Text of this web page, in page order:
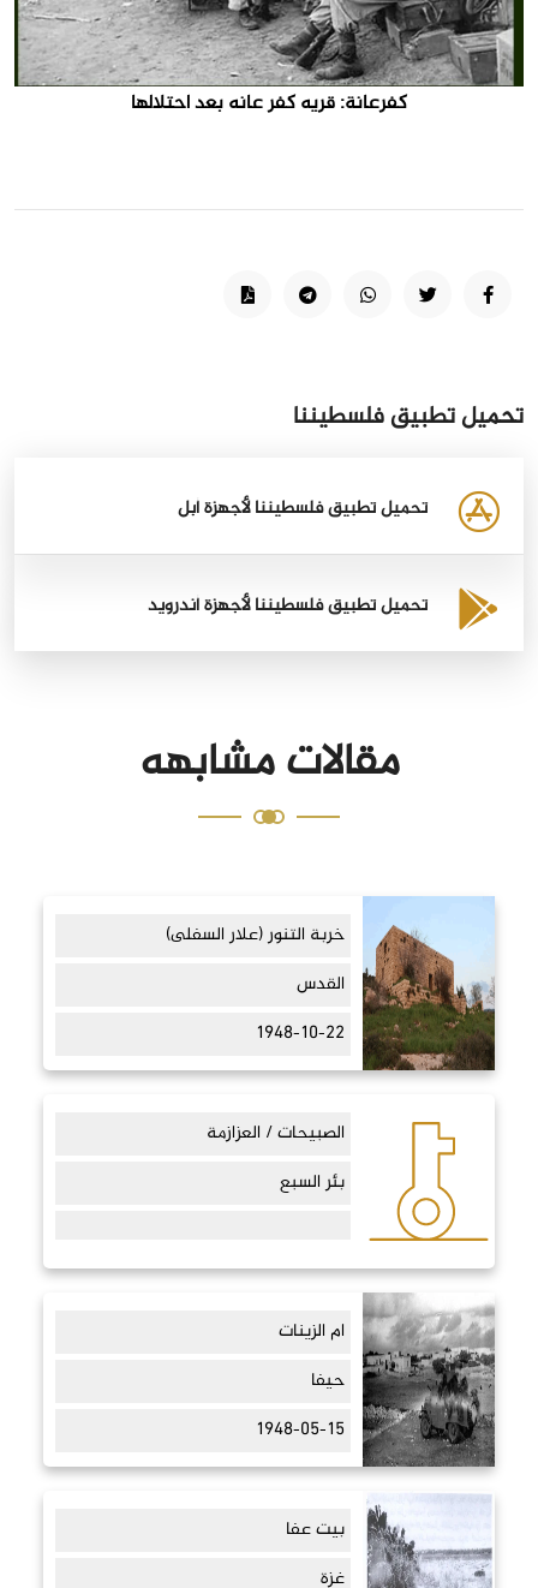
كفرعانة: قريه كفر عانه بعد احتلالها
تحميل تطبيق فلسطيننا
تحميل تطبيق فلسطيننا لأجهزة أبل
تحميل تطبيق فلسطيننا لأجهزة أندرويد
مقالات مشابهه
خربة التنور (علار السفلى)
القدس
1948-10-22
الصبيحات / العزازمة
بئر السبع
ام الزينات
حيفا
1948-05-15
بيت عفا
غزة